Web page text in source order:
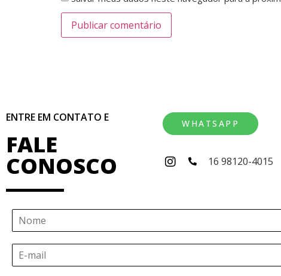
ENTRE EM CONTATO E
FALE
CONOSCO
WHATSAPP
16 98120-4015
N
E